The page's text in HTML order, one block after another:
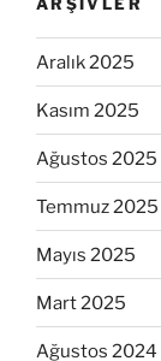
Aralık 2025
Kasım 2025
Ağustos 2025
Temmuz 2025
Mayıs 2025
Mart 2025
Ağustos 2024